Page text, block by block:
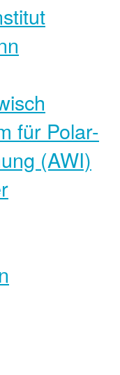
für Polar-
(AWI)